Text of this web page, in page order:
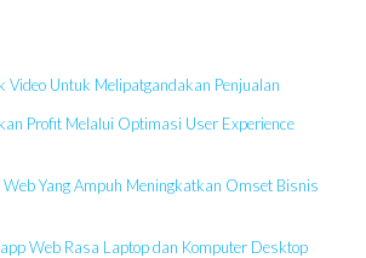
Video Untuk Melipatgandakan Penjualan
Profit Melalui Optimasi User Experience
Yang Ampuh Meningkatkan Omset Bisnis
Web Rasa Laptop dan Komputer Desktop